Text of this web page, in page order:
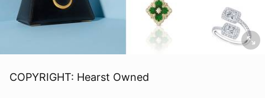
COPYRIGHT: Hearst Owned